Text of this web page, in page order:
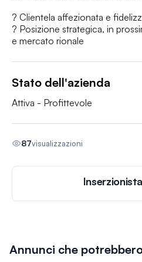
? Clientela affezionata e
? Posizione strategica, in
Stato dell'azienda
Attiva - Profittevole
87visualizzazioni
Annunci che